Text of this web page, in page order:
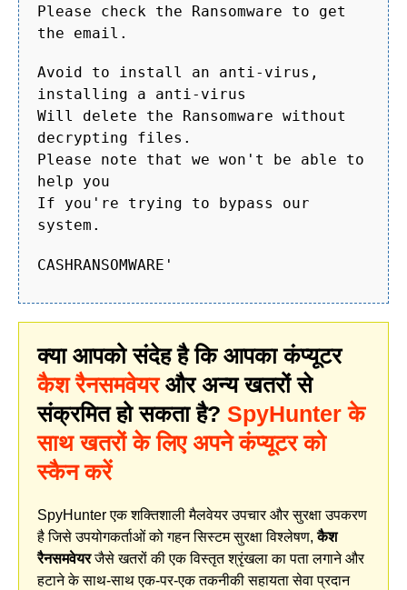
Please check the Ransomware to get
the email.
Avoid to install an anti-virus,
installing a anti-virus
Will delete the Ransomware without
decrypting files.
Please note that we won't be able to
help you
If you're trying to bypass our
system.
CASHRANSOMWARE'
क्या आपको संदेह है कि आपका कंप्यूटर
कैश रैनसमवेयरऔर अन्य खतरों से
संक्रमित हो सकता है? SpyHunter के
साथ खतरों के लिए अपने कंप्यूटर को
स्कैन करें
SpyHunter एक शक्तिशाली मैलवेयर उपचार और सुरक्षा उपकरण
है जिसे उपयोगकर्ताओं को गहन सिस्टम सुरक्षा विश्लेषण,कैश
रैनसमवेयरजैसे खतरों की एक विस्तृत श्रृंखला का पता लगाने और
हटाने के साथ-साथ एक-पर-एक तकनीकी सहायता सेवा प्रदान